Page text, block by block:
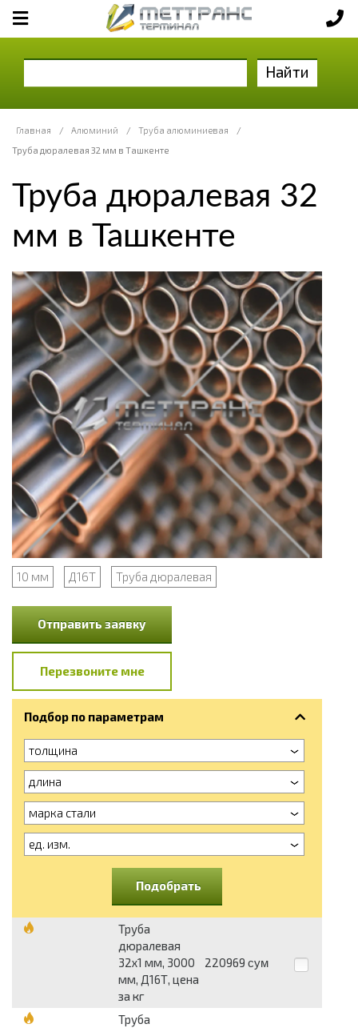
Найти
Главная / Алюминий / Труба алюминиевая
/
Труба дюралевая 32 мм в Ташкенте
Труба дюралевая 32
мм в Ташкенте
10 мм Д16Т Труба дюралевая
Отправить заявку
Перезвоните мне
Подбор по параметрам
толщина
длина
марка стали
ед. изм.
Подобрать
Труба
дюралевая
32х1 мм, 3000
мм, Д16Т, цена
за кг
220969 сум
Труба